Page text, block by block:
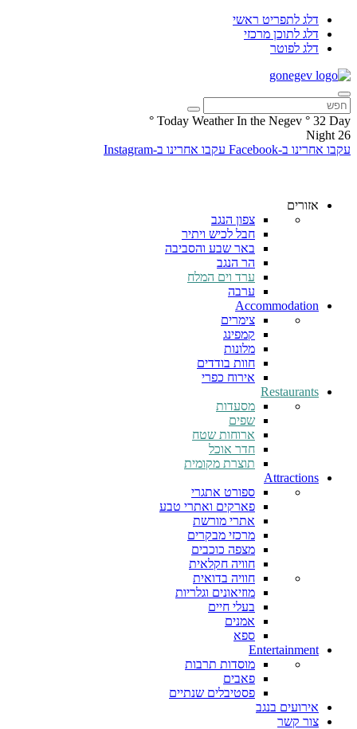
דלג לתפריט ראשי
דלג לתוכן מרכזי
דלג לפוטר
Today Weather In the Negev ° 32 Day
°
26
Night
עקבו אחרינו ב-Facebook
עקבו אחרינו ב-Instagram
אזורים
צפון הנגב
חבל לכיש ויתיר
באר שבע והסביבה
הר הנגב
ערד וים המלח
ערבה
Accommodation
צימרים
קמפינג
מלונות
חוות בודדים
אירוח כפרי
Restaurants
מסעדות
שפים
ארוחות שטח
חדר אוכל
תוצרת מקומית
Attractions
ספורט אתגרי
פארקים ואתרי טבע
אתרי מורשת
מרכזי מבקרים
מצפה כוכבים
חוויה חקלאית
חוויה בדואית
מוזיאונים וגלריות
בעלי חיים
אמנים
ספא
Entertainment
מוסדות תרבות
פאבים
פסטיבלים שנתיים
אירועים בנגב
צור קשר